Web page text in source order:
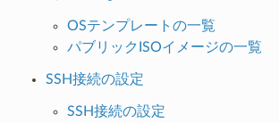
OSテンプレートの一覧
パブリックISOイメージの一覧
SSH接続の設定
SSH接続の設定